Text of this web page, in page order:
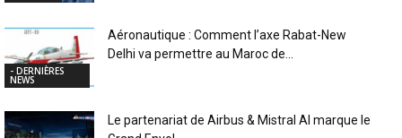
- DERNIÈRES
NEWS
Aéronautique : Comment l’axe Rabat-New
Delhi va permettre au Maroc de...
Le partenariat de Airbus & Mistral AI marque le